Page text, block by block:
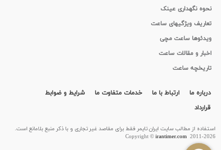
نحوه نگهداری عینک
تعاریف ویژگیهای ساعت
ویدئوها ساعت مچی
اخبار و مقالات ساعت
تاریخچه ساعت
درباره ما ارتباط با ما خدمات متفاوت ما
شرایط و ضوابط
قرارداد
استفاده از مطالب سايت ایران تایمر فقط برای مقاصد غیر تجاری و با ذکر منبع بلامانع است.
Copyright ©irantimer.com2011-2026